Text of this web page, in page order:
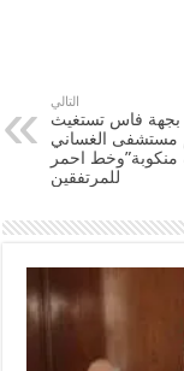
التالي
بجهة فاس تستغيث
مستشفى الغساني
احمر
للمرتفقين